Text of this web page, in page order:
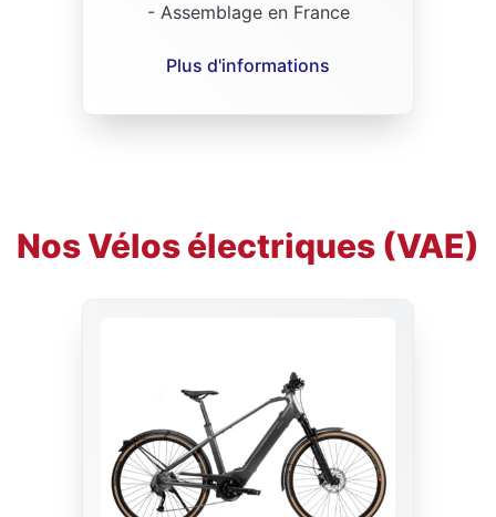
- Assemblage en France
Plus d'informations
Nos Vélos électriques (VAE)